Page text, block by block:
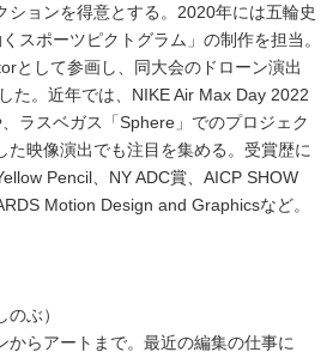
ションを得意とする。2020年には五輪史
スポーツピクトグラム」の制作を担当。
として参画し、同大会のドローン演出
た。近年では、NIKE Air Max Day 2022
ラスベガス「Sphere」でのプロジェク
た映像演出でも注目を集める。受賞歴に
Pencil、NY ADC賞、AICP SHOW
Motion Design and Graphicsなど。
ぶ）
からアートまで。最近の編集の仕事に